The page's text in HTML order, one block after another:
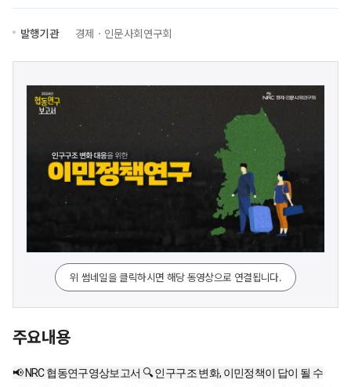
발행기관 경제ㆍ인문사회연구회
위 썸네일을 클릭하시면 해당 동영상으로 연결됩니다.
주요내용
📢 NRC 협동연구영상보고서 🔍 인구구조 변화, 이민정책이 답이 될 수